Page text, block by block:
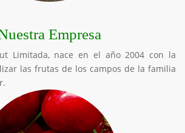
Empresa
Limitada, nace en el año 2004 con la
las frutas de los campos de la familia